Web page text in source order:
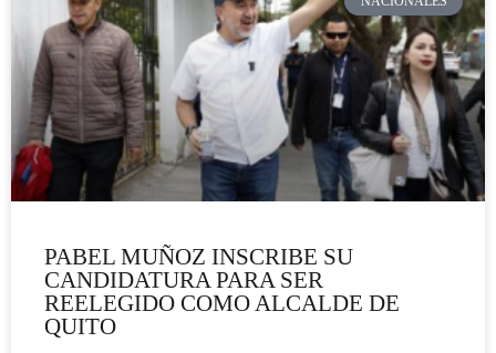
PABEL MUÑOZ INSCRIBE SU
CANDIDATURA PARA SER
REELEGIDO COMO ALCALDE DE
QUITO